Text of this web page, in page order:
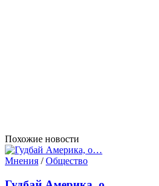
Похожие новости
Мнения /Общество